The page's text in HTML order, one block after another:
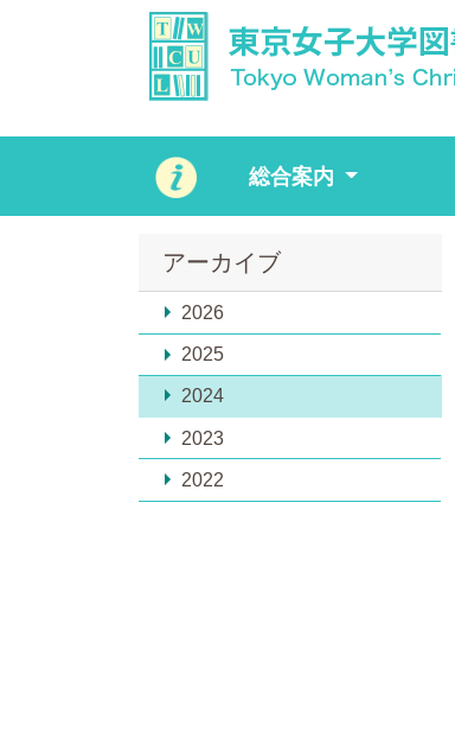
総合案内
アーカイブ
2026
2025
2024
2023
2022